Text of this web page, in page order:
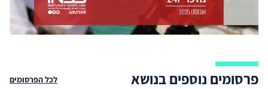
פרסומים נוספים בנושא לכל הפרסומים